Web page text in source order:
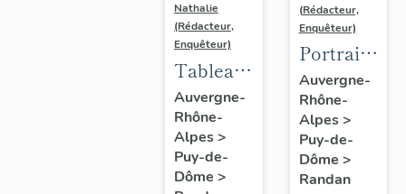
Nathalie
(Rédacteur,
Enquêteur)
Tableau
d'Eugène
Romain
Van
Maldeghem
Auvergne-
Rhône-
Alpes>
Puy-de-
Dôme >
(Rédacteur,
Enquêteur)
Portrait
d'Adélaïde
d'Orléans,
d'après
François
Gérard
Auvergne-
Rhône-
Alpes>
Puy-de-
Dôme >
Randan